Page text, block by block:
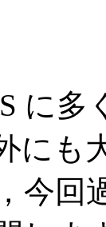
に
にも
今回